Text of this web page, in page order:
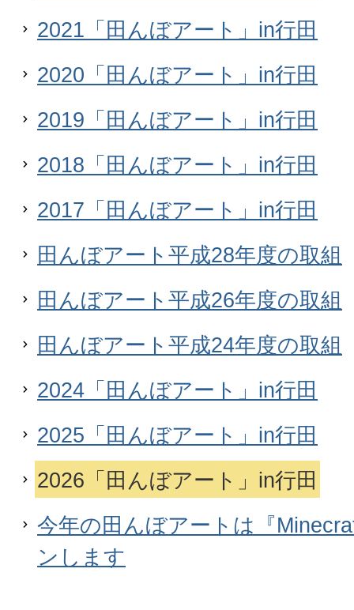
2021「田んぼアート」in行田
2020「田んぼアート」in行田
2019「田んぼアート」in行田
2018「田んぼアート」in行田
2017「田んぼアート」in行田
田んぼアート平成28年度の取組
田んぼアート平成26年度の取組
田んぼアート平成24年度の取組
2024「田んぼアート」in行田
2025「田んぼアート」in行田
2026「田んぼアート」in行田
今年の田んぼアートは『
ンします